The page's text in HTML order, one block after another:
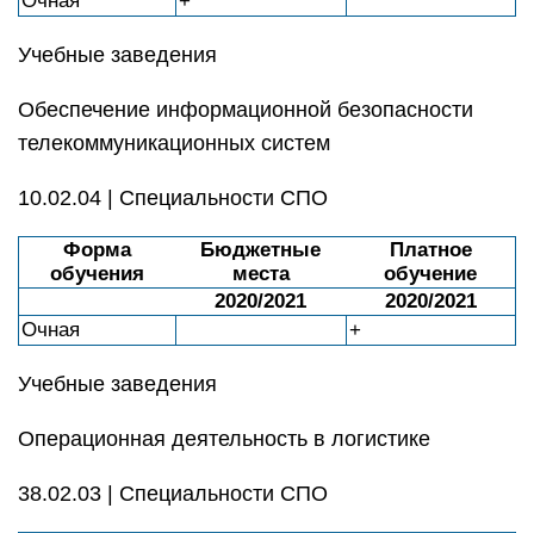
Учебные заведения
Обеспечение информационной безопасности
телекоммуникационных систем
10.02.04 | Специальности СПО
Форма
обучения
Бюджетные
места
Платное
обучение
2020/2021
2020/2021
Очная
+
Учебные заведения
Операционная деятельность в логистике
38.02.03 | Специальности СПО